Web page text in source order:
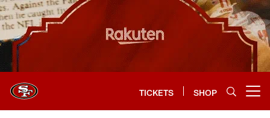
Skip
to
main
content
TICKETS SHOP